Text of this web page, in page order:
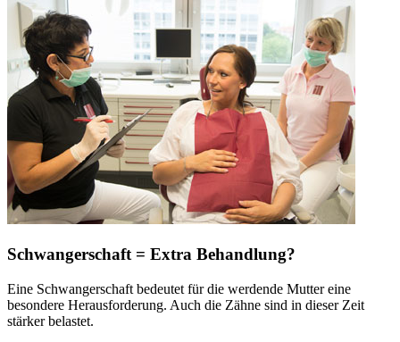
Schwangerschaft = Extra Behandlung?
Eine Schwangerschaft bedeutet für die werdende Mutter eine
besondere Herausforderung. Auch die Zähne sind in dieser Zeit
stärker belastet.